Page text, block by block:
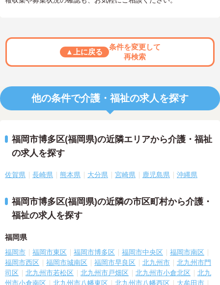
▲上に戻る
条件を変更して
再検索
他の条件で介護・福祉の求人を探す
福岡市博多区(福岡県)の近隣エリアから介護・福祉
の求人を探す
佐賀県 長崎県 熊本県 大分県 宮崎県 鹿児島県 沖縄県
福岡市博多区(福岡県)の近隣の市区町村から介護・
福祉の求人を探す
福岡県
福岡市 福岡市東区 福岡市博多区 福岡市中央区
福岡市南区
福岡市西区
福岡市城南区 福岡市早良区 北九州市
北九州市門
司区
北九州市若松区 北九州市戸畑区 北九州市小倉北区
北九
州市小倉南区
北九州市八幡東区 北九州市八幡西区
大牟田市